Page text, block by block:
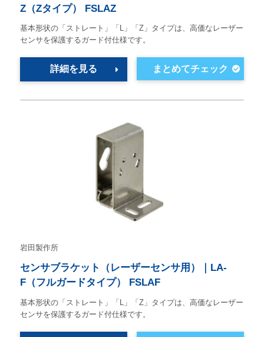
Z（Zタイプ） FSLAZ
基本形状の「ストレート」「L」「Z」タイプは、高価なレーザー
センサを保護するガード付仕様です。
詳細を見る
岩田製作所
センサブラケット（レーザーセンサ用）｜LA-
F（フルガードタイプ） FSLAF
基本形状の「ストレート」「L」「Z」タイプは、高価なレーザー
センサを保護するガード付仕様です。